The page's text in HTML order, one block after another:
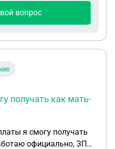
вопрос
получать как мать-
я смогу получать
официально, ЗП